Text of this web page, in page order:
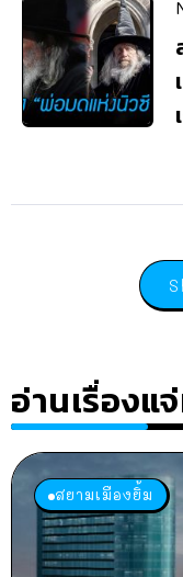
อ่านเรื่องแ
สยามเมืองยิ้ม